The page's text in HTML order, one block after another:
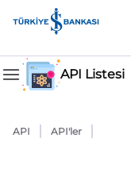
API Listesi
API API'ler